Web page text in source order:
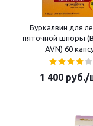
Буркалвин для
пяточной шпоры
AVN) 60
1 400руб./